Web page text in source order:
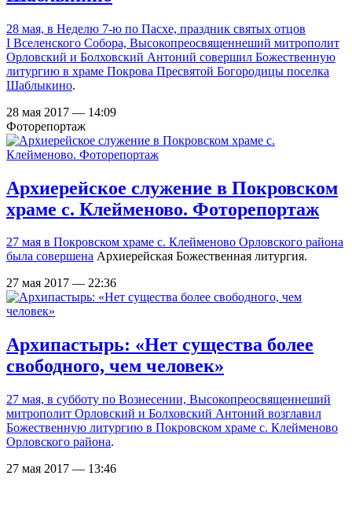
28 мая, в Неделю 7-ю по Пасхе, праздник святых отцов
I Вселенского Собора, Высокопреосвященнеший митрополит
Орловский и Болховский Антоний совершил Божественную
литургию в храме Покрова Пресвятой Богородицы поселка
Шаблыкино.
28 мая 2017 — 14:09
Фоторепортаж
Архиерейское служение в Покровском
храме с. Клейменово. Фоторепортаж
27 мая в Покровском храме с. Клейменово Орловского района
была совершена Архиерейская Божественная литургия.
27 мая 2017 — 22:36
Архипастырь: «Нет существа более
свободного, чем человек»
27 мая, в субботу по Вознесении, Высокопреосвященнеший
митрополит Орловский и Болховский Антоний возглавил
Божественную литургию в Покровском храме с. Клейменово
Орловского района.
27 мая 2017 — 13:46